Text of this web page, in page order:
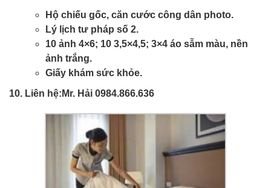
Hộ chiếu gốc, căn cước công dân photo.
Lý lịch tư pháp số 2.
10 ảnh 4×6; 10 3,5×4,5; 3×4 áo sẫm màu, nền
ảnh trắng.
Giấy khám sức khỏe.
10. Liên hệ:Mr. Hải 0984.866.636